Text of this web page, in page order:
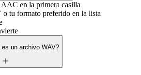
AAC en la primera casilla
o tu formato preferido en la lista
un archivo WAV?